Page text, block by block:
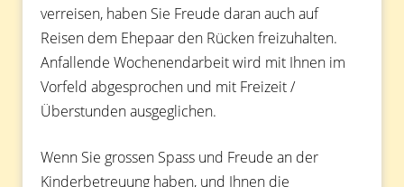
verreisen, haben Sie Freude daran auch auf
Reisen dem Ehepaar den Rücken freizuhalten.
Anfallende Wochenendarbeit wird mit Ihnen im
Vorfeld abgesprochen und mit Freizeit /
Überstunden ausgeglichen.
Wenn Sie grossen Spass und Freude an der
Kinderbetreuung haben, und Ihnen die